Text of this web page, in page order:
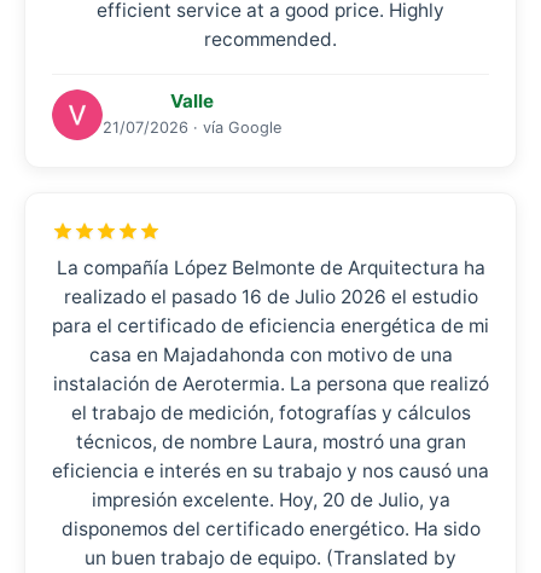
efficient service at a good price. Highly
recommended.
Valle
21/07/2026 · vía Google
La compañía López Belmonte de Arquitectura ha
realizado el pasado 16 de Julio 2026 el estudio
para el certificado de eficiencia energética de mi
casa en Majadahonda con motivo de una
instalación de Aerotermia. La persona que realizó
el trabajo de medición, fotografías y cálculos
técnicos, de nombre Laura, mostró una gran
eficiencia e interés en su trabajo y nos causó una
impresión excelente. Hoy, 20 de Julio, ya
disponemos del certificado energético. Ha sido
un buen trabajo de equipo. (Translated by